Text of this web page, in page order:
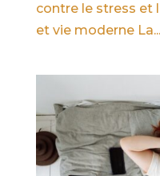
contre le stress et
et vie moderne La...